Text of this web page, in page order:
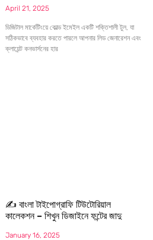
April 21, 2025
ডিজিটাল মার্কেটিংয়ে কোল্ড ইমেইল একটি শক্তিশালী টুল, যা
সঠিকভাবে ব্যবহার করতে পারলে আপনার লিড জেনারেশন এবং
ক্লায়েন্ট কনভার্সনের হার
✍️ বাংলা টাইপোগ্রাফি টিউটোরিয়াল
কালেকশন – শিখুন ডিজাইনে ফন্টের জাদু
January 16, 2025